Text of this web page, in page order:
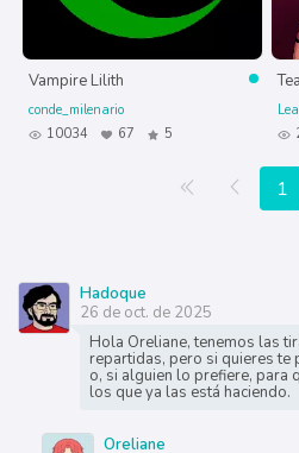
Vampire Lilith
conde_milenario
10034
67 5
PrimeraAnterior
1
Hadoque
26 de oct. de 2025
Hola Oreliane, tenemos las
repartidas, pero si quieres te
o, si alguien lo prefiere, para
los que ya las está haciendo.
Oreliane